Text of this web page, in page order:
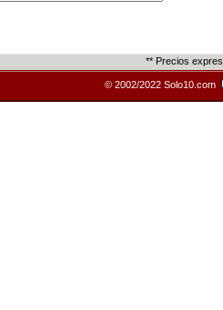
** Precios
© 2002/2022 Solo10.com